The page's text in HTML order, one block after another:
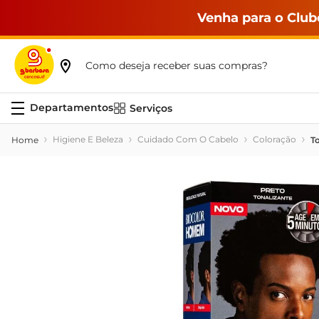
Venha para o
Como deseja receber suas compras?
Serviços
Higiene E Beleza Cuidado Com O Cabelo Coloração